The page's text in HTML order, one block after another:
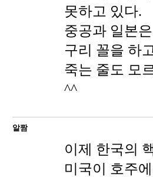
못하고 있다.
중공과 일본
구리 꼴을 하
죽는 줄도 모
^^
알짬
이제 한국의
미국이 호주